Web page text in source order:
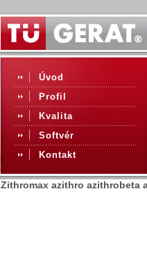
Úvod
Profil
Kvalita
Softvér
Kontakt
Zithromax azithro azithrobeta